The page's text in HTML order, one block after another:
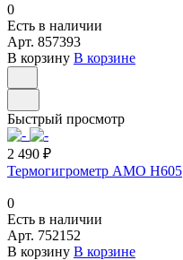
0
Есть в наличии
Арт. 857393
В корзину В корзине
Быстрый просмотр
2 490 ₽
Термогигрометр AMO H605
0
Есть в наличии
Арт. 752152
В корзину В корзине